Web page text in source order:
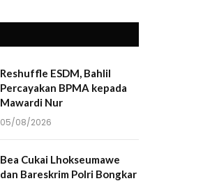
Reshuffle ESDM, Bahlil
Percayakan BPMA kepada
Mawardi Nur
05/08/2026
Bea Cukai Lhokseumawe
dan Bareskrim Polri Bongkar